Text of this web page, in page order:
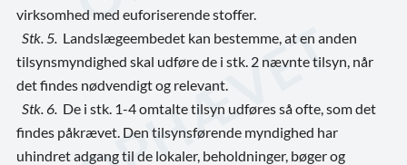
virksomhed med euforiserende stoffer.
Stk. 5. Landslægeembedet kan bestemme, at en anden
tilsynsmyndighed skal udføre de i stk. 2 nævnte tilsyn, når
det findes nødvendigt og relevant.
Stk. 6. De i stk. 1-4 omtalte tilsyn udføres så ofte, som det
findes påkrævet. Den tilsynsførende myndighed har
uhindret adgang til de lokaler, beholdninger, bøger og